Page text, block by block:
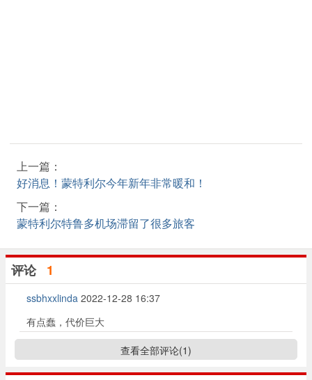
上一篇：
好消息！蒙特利尔今年新年非常暖和！
下一篇：
蒙特利尔特鲁多机场滞留了很多旅客
评论 1
ssbhxxlinda 2022-12-28 16:37
有点蠢，代价巨大
查看全部评论(1)